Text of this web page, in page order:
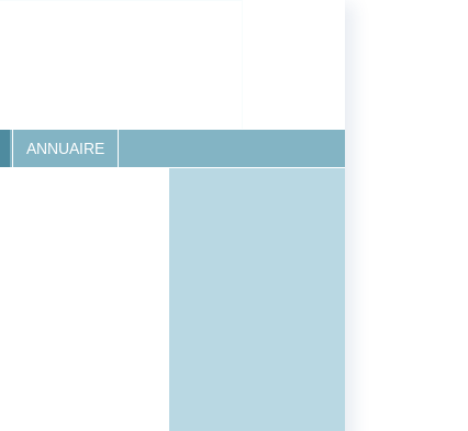
ANNUAIRE